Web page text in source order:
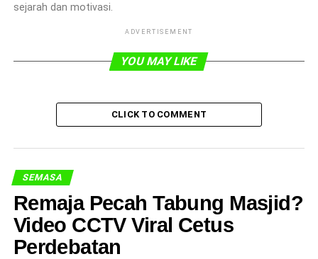
sejarah dan motivasi.
ADVERTISEMENT
YOU MAY LIKE
CLICK TO COMMENT
SEMASA
Remaja Pecah Tabung Masjid?
Video CCTV Viral Cetus
Perdebatan